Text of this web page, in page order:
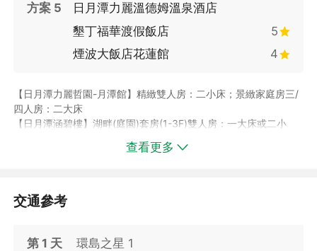
方案 5
日月潭力麗溫德姆溫泉酒店
墾丁福華渡假飯店
5
煙波大飯店花蓮館
4
【日月潭力麗哲園-月潭館】精緻雙人房：二小床；景緻家庭房三/
四人房：二大床
【日月潭涵碧樓】湖畔(庭園)套房(1-3F)雙人房：一大床或二小
【日月潭雲品酒店】經典山景雙人房：一大床或二中床或和式房；
床；精緻三人房：三小床或二中床；精緻四人房：二中床
四人房：二大床
查看更多
交通參考
第 1 天 環島之星 1